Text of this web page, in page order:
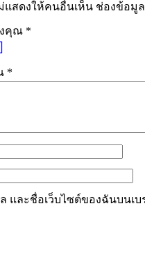
แสดงให้คนอื่นเห็น ช่องข้อมู
คุณ *
*
และชื่อเว็บไซต์ของฉันบนเ